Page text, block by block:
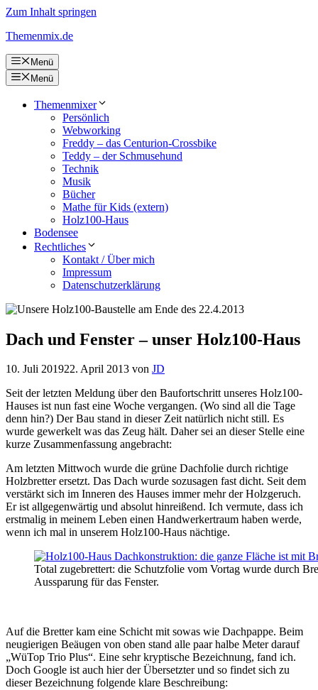
Zum Inhalt springen
Themenmix.de
Menü
Menü
Themenmixer
Persönlich
Webworking
Freddy – das Centurion-Crossbike
Teddy – der Schmusehund
Technik
Musik
Bücher
Mathe für Kids (extern)
Holz100-Haus
Bodensee
Rechtliches
Kontakt / Über mich
Impressum
Datenschutzerklärung
Dach und Fenster – unser Holz100-Haus
10. Juli 201922. April 2013 von JD
Seit der letzten Meldung über den Baufortschritt unseres Holz100-
Hauses ist nun fast eine Woche vergangen. (Wo sind all die Tage
denn hin?) Der Bau stand in dieser Zeit natürlich nicht still. Es
wurde gewerkelt was das Zeug hält. Daher sei an dieser Stelle eine
kurze Zusammenfassung angebracht:
Am letzten Mittwoch wurde die grüne Dachfolie durch richtige
Holzbretter ersetzt. Das Dach wurde sozusagen fast dicht. Seit dem
verstärkt sich im Inneren des Hauses immer mehr der Holzgeruch.
Er ist allgegenwärtig und absolut hinreißend. Ich vermute, dass ich
erstmalig in meinem Leben einen Handwerkertraum haben werde,
wenn ich mal in unserem Holz100-Haus nächtige.
Total zugebrettert: die Schutzfolie vom Vortag wurde durch
Aussparung für das Fenster.
Auf die Bretter kam eine Schicht mit sowas wie Dachpappe. Beim
neugierigen Beäugen von oben stand alle paar halbe Meter darauf
„WüTop Trio Plus“. Eine sehr kryptische Bezeichnung, fand ich.
Doch Google ist auch hier der Übersetzter und so findet sich zu
dieser Bezeichnung folgende klare Beschreibung: